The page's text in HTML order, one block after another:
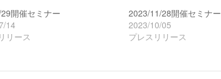
開催セミナー
14
リース
2023/11/28開催セミナー
2023/10/05
プレスリリース